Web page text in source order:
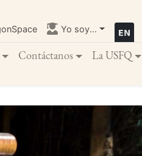
Yo soy...
Contáctanos La USFQ